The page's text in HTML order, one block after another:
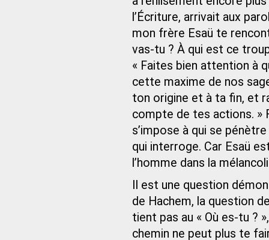
l’Écriture, arrivait aux
mon frère Esaü te
vas-tu ? À qui est ce
« Faites bien attention à
cette maxime de nos
ton origine et à ta fin, et
compte de tes actions. »
s’impose à qui se
qui interroge. Car Esaü
l’homme dans la
Il est une question
de Hachem, la question
tient pas au « Où es-tu ?
chemin ne peut plus te